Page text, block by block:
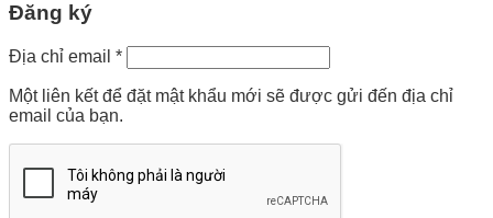
Đăng ký
Địa chỉ email *Bắt
buộc
Một liên kết để đặt mật khẩu mới sẽ được gửi đến địa chỉ
email của bạn.